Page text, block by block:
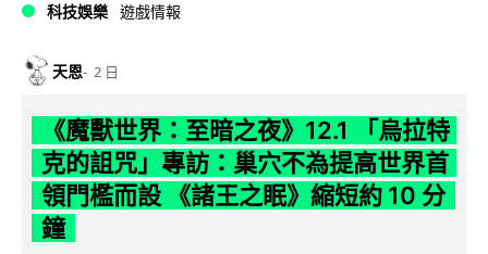
科技娛樂 遊戲情報
天恩 2 日
《魔獸世界：至暗之夜》12.1 「烏拉特
克的詛咒」專訪：巢穴不為提高世界首
領門檻而設 《諸王之眠》縮短約 10 分
鐘